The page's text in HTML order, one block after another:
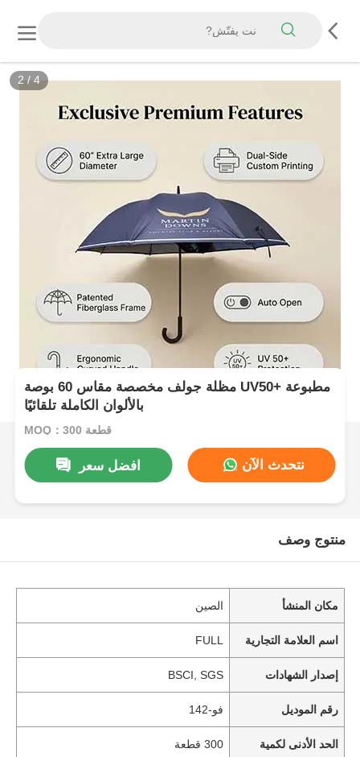
2/4
مظلة جولف مخصصة مقاس 60 بوصة UV50+ مطبوعة
بالألوان الكاملة تلقائيًا
MOQ：300 قطعة
افضل سعر نتحدث الآن
منتوج وصف
مكان المنشأ الصين
اسم العلامة التجارية FULL
إصدار الشهادات BSCI, SGS
رقم الموديل فو-142
الحد الأدنى لكمية 300 قطعة